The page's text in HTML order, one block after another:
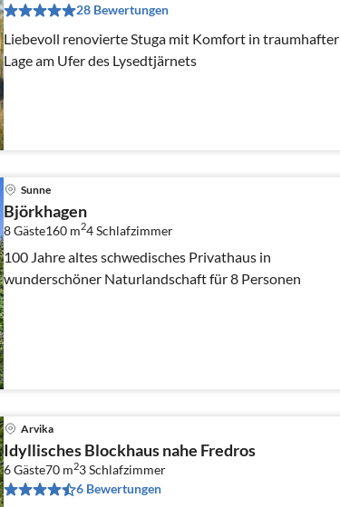
28 Bewertungen
Liebevoll renovierte Stuga mit Komfort in traumhafter
Lage am Ufer des Lysedtjärnets
Sunne
Björkhagen
8 Gäste160 m24Schlafzimmer
100 Jahre altes schwedisches Privathaus in
wunderschöner Naturlandschaft für 8 Personen
Arvika
Idyllisches Blockhaus nahe Fredros
6 Gäste70 m23Schlafzimmer
6 Bewertungen